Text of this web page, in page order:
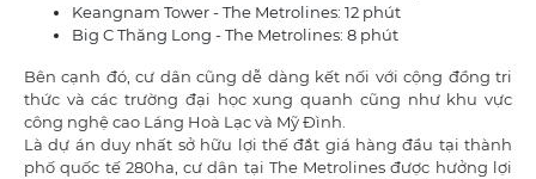
Keangnam Tower - The Metrolines: 12 phút
Big C Thăng Long - The Metrolines: 8 phút
Bên cạnh đó, cư dân cũng dễ dàng kết nối với cộng đồng tri
thức và các trường đại học xung quanh cũng như khu vực
công nghệ cao Láng Hoà Lạc và Mỹ Đình.
Là dự án duy nhất sở hữu lợi thế đắt giá hàng đầu tại thành
phố quốc tế 280ha, cư dân tại The Metrolines được hưởng lợi